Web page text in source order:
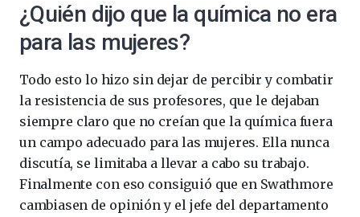
¿Quién dijo que la química no era
para las mujeres?
Todo esto lo hizo sin dejar de percibir y combatir
la resistencia de sus profesores, que le dejaban
siempre claro que no creían que la química fuera
un campo adecuado para las mujeres. Ella nunca
discutía, se limitaba a llevar a cabo su trabajo.
Finalmente con eso consiguió que en Swathmore
cambiasen de opinión y el jefe del departamento